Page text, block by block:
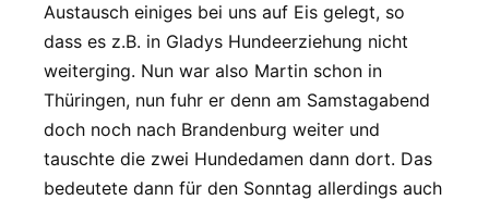
Austausch einiges bei uns auf Eis gelegt, so
dass es z.B. in Gladys Hundeerziehung nicht
weiterging. Nun war also Martin schon in
Thüringen, nun fuhr er denn am Samstagabend
doch noch nach Brandenburg weiter und
tauschte die zwei Hundedamen dann dort. Das
bedeutete dann für den Sonntag allerdings auch